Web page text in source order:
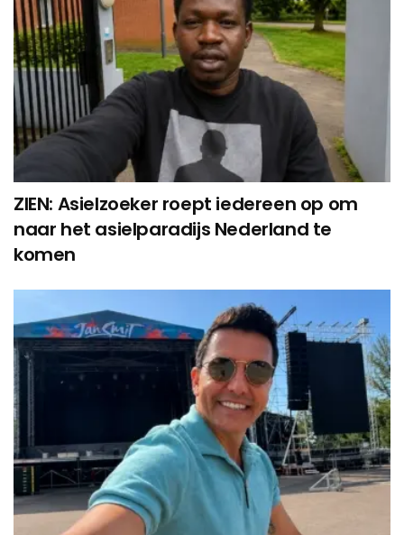
ZIEN: Asielzoeker roept iedereen op om
naar het asielparadijs Nederland te
komen